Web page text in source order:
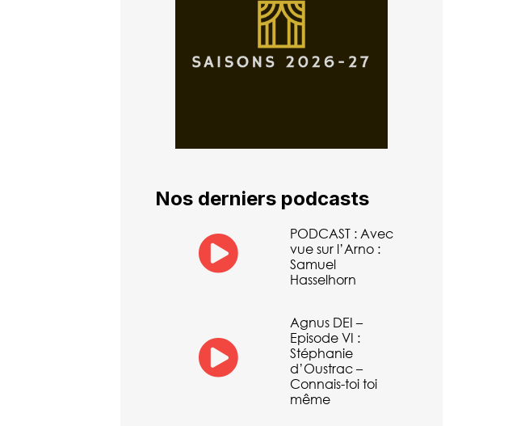
Nos derniers podcasts
PODCAST : Avec
vue sur l’Arno :
Samuel
Hasselhorn
Agnus DEI –
Episode VI :
Stéphanie
d’Oustrac –
Connais-toi toi
même